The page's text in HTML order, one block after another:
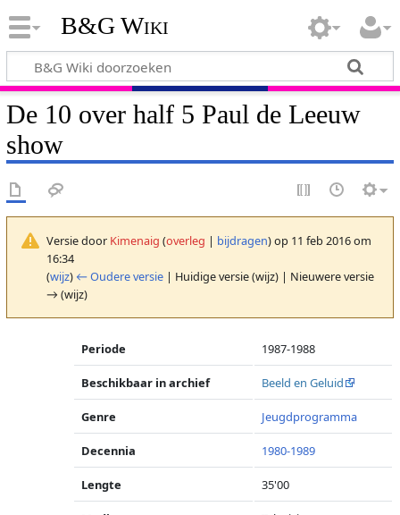
B&G Wiki
De 10 over half 5 Paul de Leeuw
show
Versie door Kimenaig (overleg | bijdragen)op 11 feb 2016 om
16:34
(wijz) ← Oudere versie| Huidige versie (wijz) | Nieuwere versie
→ (wijz)
Periode 1987-1988
Beschikbaar in archief Beeld en Geluid
Genre Jeugdprogramma
Decennia 1980-1989
Lengte 35'00